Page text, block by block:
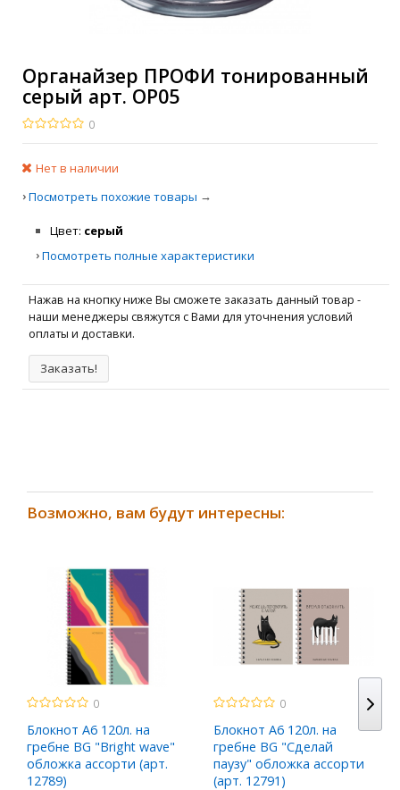
Органайзер ПРОФИ тонированный
серый арт. ОР05
0
Нет в наличии
›Посмотреть похожие товары →
Цвет серый
›Посмотреть полные характеристики
Нажав на кнопку ниже Вы сможете заказать данный товар -
наши менеджеры свяжутся с Вами для уточнения условий
оплаты и доставки.
Заказать!
Возможно, вам будут интересны:
0
Блокнот A6 120л. на
гребне BG "Bright wave"
обложка ассорти (арт.
12789)
0
Блокнот A6 120л. на
гребне BG "Сделай
паузу" обложка ассорти
(арт. 12791)